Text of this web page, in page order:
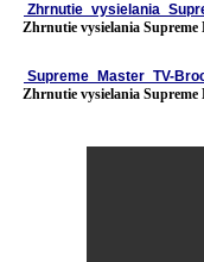
Zhrnutie vysielania Supreme
Supreme_Master_TV-
Zhrnutie vysielania Supreme